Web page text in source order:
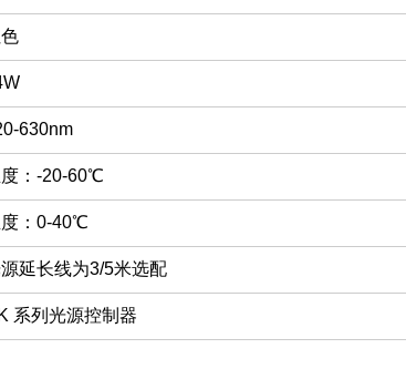
630nm
：-20-60℃
：0-40℃
延长线为3/5米选配
系列光源控制器